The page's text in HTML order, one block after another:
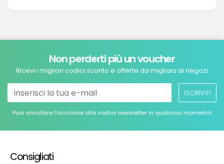
Non perderti più un voucher
Ricevi i migliori codici sconto e offerte da migliaia di negozi
ISCRIVITI
Puoi annullare l’iscrizione alla nostra newsletter in qualsiasi momento!
Consigliati